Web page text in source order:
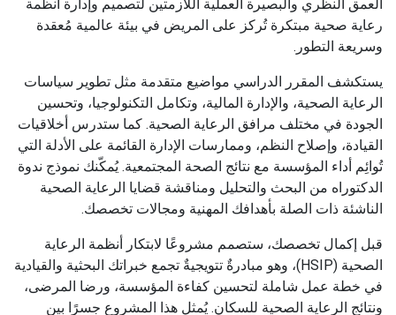
العمق النظري والبصيرة العملية اللازمتين لتصميم وإدارة أنظمة
رعاية صحية مبتكرة تُركز على المريض في بيئة عالمية مُعقدة
وسريعة التطور.
يستكشف المقرر الدراسي مواضيع متقدمة مثل تطوير سياسات
الرعاية الصحية، والإدارة المالية، وتكامل التكنولوجيا، وتحسين
الجودة في مختلف مرافق الرعاية الصحية. كما ستدرس أخلاقيات
القيادة، وإصلاح النظم، وممارسات الإدارة القائمة على الأدلة التي
تُوائِم أداء المؤسسة مع نتائج الصحة المجتمعية. يُمكّنك نموذج ندوة
الدكتوراه من البحث والتحليل ومناقشة قضايا الرعاية الصحية
الناشئة ذات الصلة بأهدافك المهنية ومجالات تخصصك.
قبل إكمال تخصصك، ستصمم مشروعًا لابتكار أنظمة الرعاية
الصحية (HSIP)، وهو مبادرةٌ تتويجيةٌ تجمع خبراتك البحثية والقيادية
في خطة عمل شاملة لتحسين كفاءة المؤسسة، ورضا المرضى،
ونتائج الرعاية الصحية للسكان. يُمثل هذا المشروع جسرًا بين